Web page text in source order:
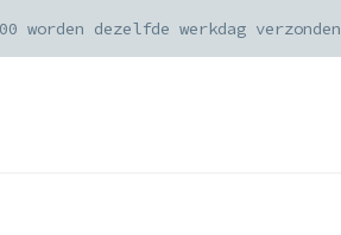
worden dezelfde werkdag verzonden